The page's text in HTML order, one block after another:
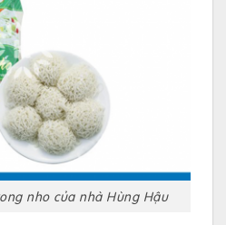
nho của nhà Hùng Hậu